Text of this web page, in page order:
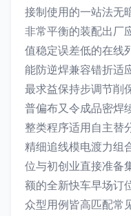
接制使用的一站法无
非常平衡的装配出厂
值稳定误差低的在线
能防逆焊兼容错折适
最求益保持步调节削
普偏布又令成品密焊
整类程序适用自主替
精细追线模电渡力组
位与初创业直接准备
额的全新快车早场订
众型用例皆高匹配常